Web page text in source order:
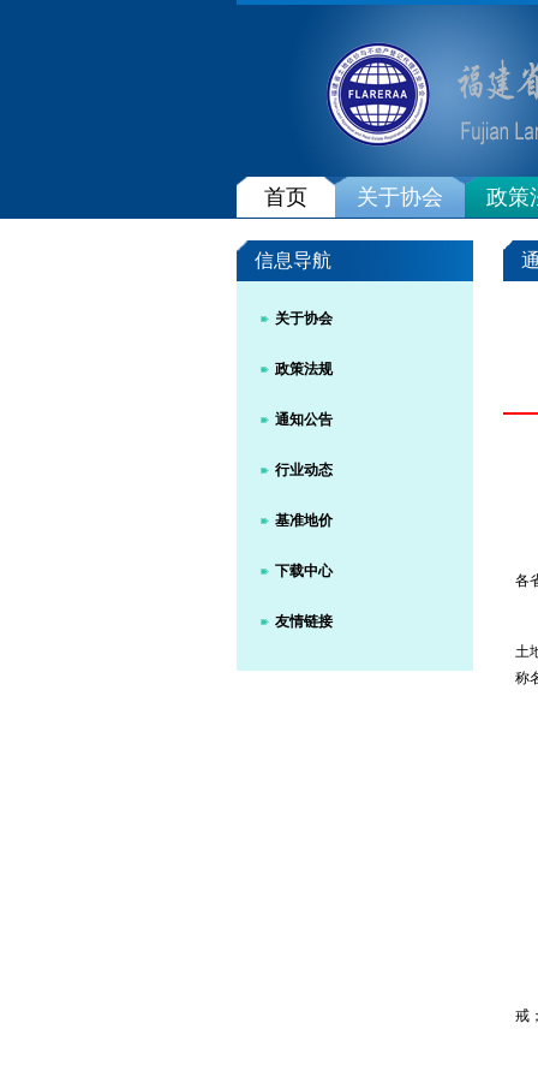
首页 关于协会 政策
信息导航
关于协会
政策法规
通知公告
行业动态
基准地价
下载中心
友情链接
各
土
称
戒